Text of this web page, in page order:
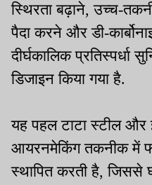
स्थिरता बढ़ाने, उच्च-
पैदा करने और डी-
दीर्घकालिक प्रतिस्पर्धा
डिजाइन किया गया है.
यह पहल टाटा स्टील और
आयरनमेकिंग तकनीक में
स्थापित करती है, जिससे